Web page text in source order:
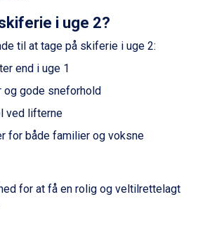
5.595
4.195
7.045
4.595
5.295
DKK 5.495
DKK 3.795
5.945
4.395
4.645
i uge 2?
til at tage på skiferie i uge 2:
end i uge 1
og gode sneforhold
ved lifterne
for både familier og voksne
for at få en rolig og veltilrettelagt